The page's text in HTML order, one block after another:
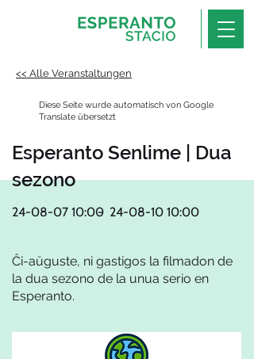
<< Alle Veranstaltungen
Diese Seite wurde automatisch von Google
Translate übersetzt
24-08-07 10:00
- 24-08-10 10:00
Ĉi-aŭguste, ni gastigos la filmadon de
la dua sezono de la unua serio en
Esperanto.
Esperanto Senlime | Dua
sezono